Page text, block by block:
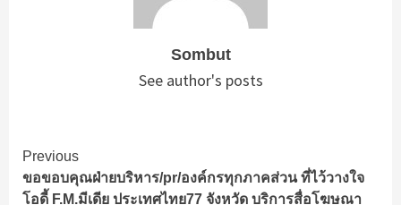
Sombut
See author's posts
Continue
Reading
Previous
ขอขอบคุณฝ่ายบริหาร/pr/องค์กรทุกภาคส่วน ที่ไว้วางใจ
โอดี้ F.M.มีเดีย ประเทศไทย77 จังหวัด บริการสื่อโฆษณา